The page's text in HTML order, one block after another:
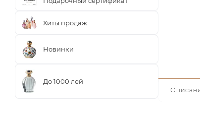
Хиты продаж
Новинки
До 1000 лей